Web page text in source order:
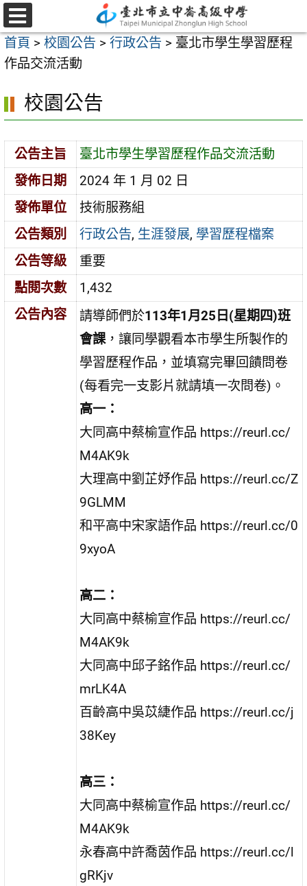
跳
至
主
要
容
選
單
首頁 > 校園公告 > 行政公告 > 臺北市學生學習歷程
作品交流活動
校園公告
公告主旨
臺北市學生學習歷程作品交流活動
發佈日期
2024 年 1 月 02 日
發佈單位
技術服務組
公告類別
行政公告, 生涯發展, 學習歷程檔案
公告等級
重要
點閱次數
1,432
公告內容
請導師們於113年1月25 日(星期四)班
會課，讓同學觀看本市學生所製作的
學習歷程作品 ，並填寫完畢回饋問卷
(每看完一支影片就請填一次問卷)。
高一：
大同高中蔡榆宣作品 https://reurl.cc/
M4AK9k
大理高中劉芷妤作品 https://reurl.cc/Z
9GLMM
和平高中宋家語作品 https://reurl.cc/0
9xyoA
高二：
大同高中蔡榆宣作品 https://reurl.cc/
M4AK9k
大同高中邱子銘作品 https://reurl.cc/
mrLK4A
百齡高中吳苡緁作品 https://reurl.cc/j
38Key
高三：
大同高中蔡榆宣作品 https://reurl.cc/
M4AK9k
永春高中許喬茵作品 https://reurl.cc/l
gRKjv